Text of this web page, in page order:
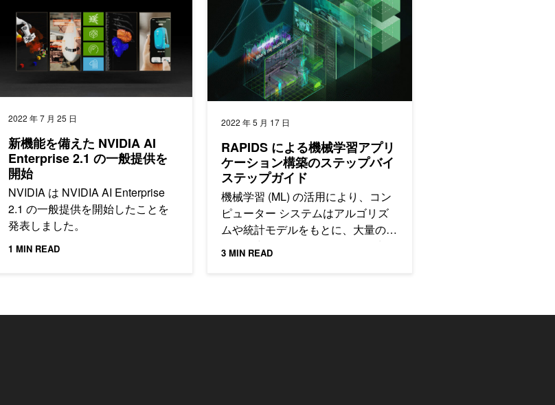
2022 年 7 月 25 日
新機能を備えた NVIDIA AI
Enterprise 2.1 の一般提供を
開始
NVIDIA は NVIDIA AI Enterprise
2.1 の一般提供を開始したことを
発表しました。
1 MIN READ
2022 年 5 月 17 日
RAPIDS による機械学習アプリ
ケーション構築のステップバイ
ステップガイド
機械学習 (ML) の活用により、コン
ピューター システムはアルゴリズ
ムや統計モデルをもとに、大量のデ
ータの中からパターンを見つけ出し
3 MIN READ